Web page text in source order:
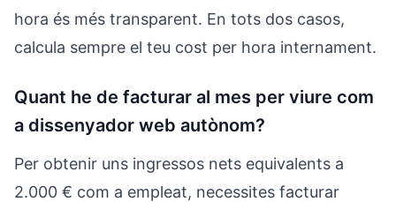
hora és més transparent. En tots dos casos,
calcula sempre el teu cost per hora internament.
Quant he de facturar al mes per viure com
a dissenyador web autònom?
Per obtenir uns ingressos nets equivalents a
2.000 € com a empleat, necessites facturar